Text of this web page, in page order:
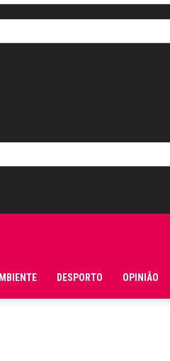
DESPORTO OPINIÃO